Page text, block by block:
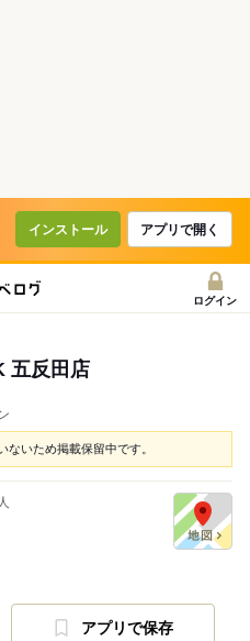
インストール アプリで開く
ログイン
五反田店
ないため掲載保留中です。
人
アプリで保存